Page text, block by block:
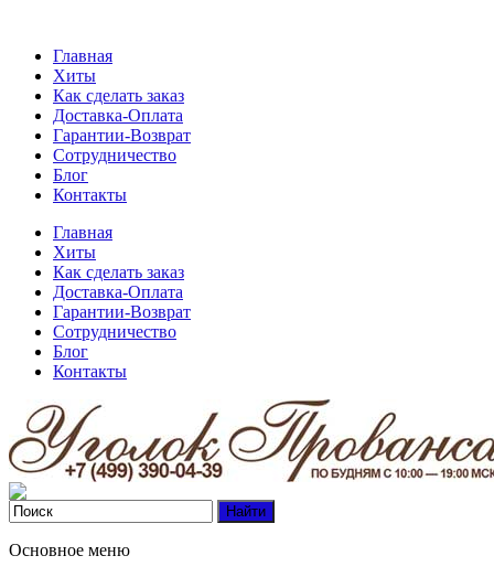
Главная
Хиты
Как сделать заказ
Доставка-Оплата
Гарантии-Возврат
Сотрудничество
Блог
Контакты
Главная
Хиты
Как сделать заказ
Доставка-Оплата
Гарантии-Возврат
Сотрудничество
Блог
Контакты
Основное меню